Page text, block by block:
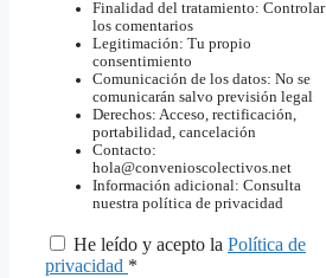
Finalidad del tratamiento: Controlar
los comentarios
Legitimación: Tu propio
consentimiento
Comunicación de los datos: No se
comunicarán salvo previsión legal
Derechos: Acceso, rectificación,
portabilidad, cancelación
Contacto:
hola@convenioscolectivos.net
Información adicional: Consulta
nuestra política de privacidad
He leído y acepto la Política de
privacidad *